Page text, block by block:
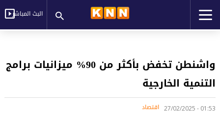
البث المباشر
واشنطن تخفض بأكثر من 90% ميزانيات برامج
التنمية الخارجية
01:53 - 27/02/2025 اقتصاد